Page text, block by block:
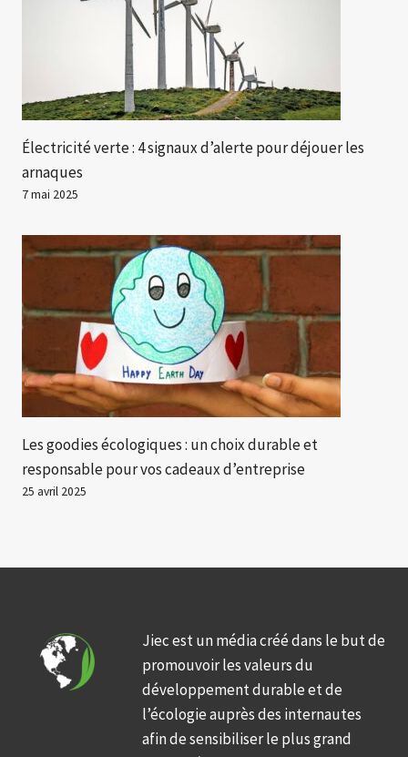
Électricité verte : 4 signaux d’alerte pour déjouer les
arnaques
7 mai 2025
Les goodies écologiques : un choix durable et
responsable pour vos cadeaux d’entreprise
25 avril 2025
Jiec est un média créé dans le but de
promouvoir les valeurs du
développement durable et de
l’écologie auprès des internautes
afin de sensibiliser le plus grand